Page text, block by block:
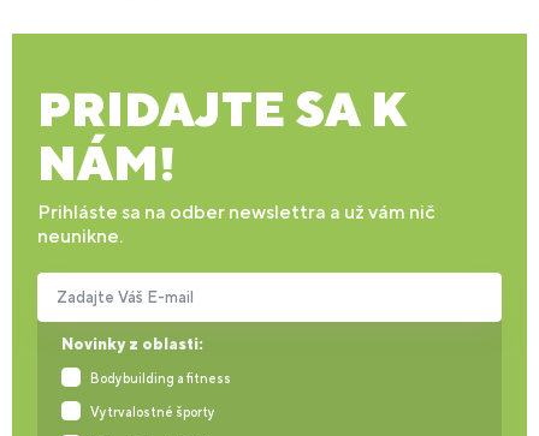
PRIDAJTE SA K
NÁM!
Prihláste sa na odber newslettra a už vám nič
neunikne.
Novinky z oblasti:
Bodybuilding a fitness
Vytrvalostné športy
Zadajte Váš E-mail